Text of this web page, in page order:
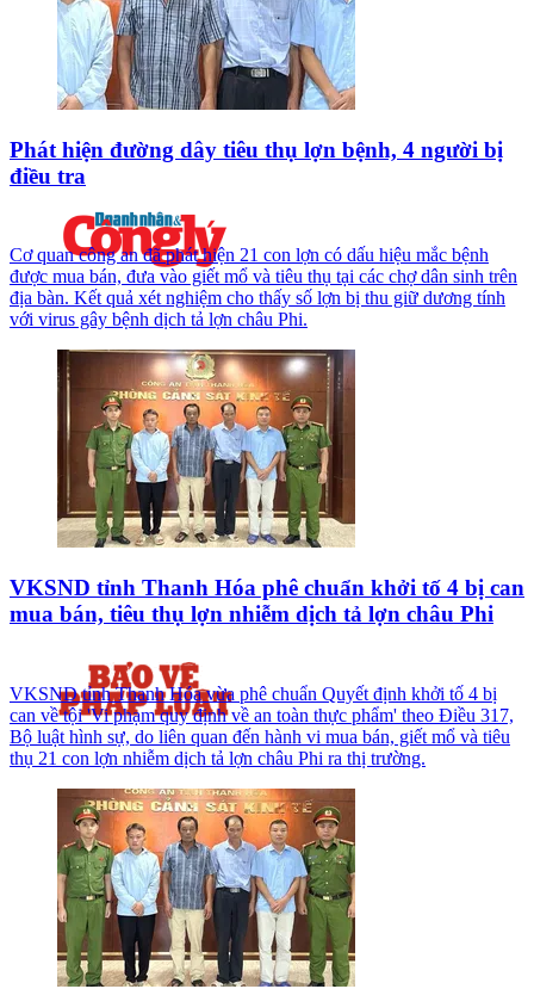
Phát hiện đường dây tiêu thụ lợn bệnh, 4 người bị
điều tra
Cơ quan công an đã phát hiện 21 con lợn có dấu hiệu mắc bệnh
được mua bán, đưa vào giết mổ và tiêu thụ tại các chợ dân sinh trên
địa bàn. Kết quả xét nghiệm cho thấy số lợn bị thu giữ dương tính
với virus gây bệnh dịch tả lợn châu Phi.
VKSND tỉnh Thanh Hóa phê chuẩn khởi tố 4 bị can
mua bán, tiêu thụ lợn nhiễm dịch tả lợn châu Phi
VKSND tỉnh Thanh Hóa vừa phê chuẩn Quyết định khởi tố 4 bị
can về tội 'Vi phạm quy định về an toàn thực phẩm' theo Điều 317,
Bộ luật hình sự, do liên quan đến hành vi mua bán, giết mổ và tiêu
thụ 21 con lợn nhiễm dịch tả lợn châu Phi ra thị trường.